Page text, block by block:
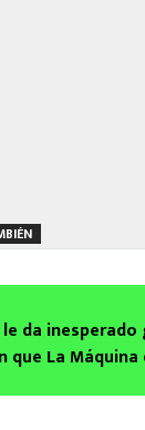
da inesperado
que La